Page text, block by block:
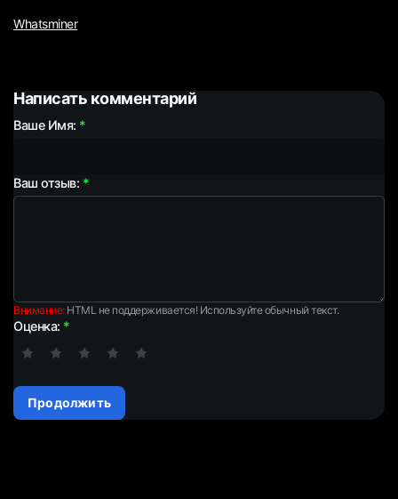
Whatsminer
Написать комментарий
Ваше Имя:
Ваш отзыв:
Внимание:HTML не поддерживается! Используйте обычный текст.
Оценка:
Продолжить